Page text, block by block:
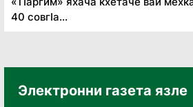
40 совгӏа...
Электронни газета язле